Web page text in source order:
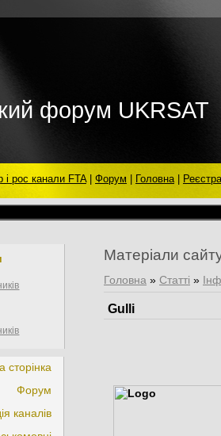
форум UKRSAT
і рос канали FTA| Форум Головна|
сторінка
Форум
каналів
Матеріали
Головна » Статті »
Gulli